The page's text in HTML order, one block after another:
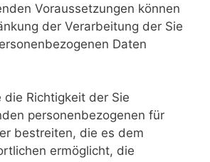
Voraussetzungen können
der Verarbeitung der Sie
Daten
die Richtigkeit der Sie
personenbezogenen für
bestreiten, die es dem
ermöglicht, die